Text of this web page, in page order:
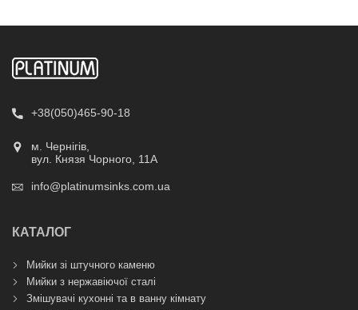
+38(050)465-90-18
м. Чернігів,
вул. Князя Чорного, 11А
info@platinumsinks.com.ua
КАТАЛОГ
Мийки зі штучного каменю
Мийки з нержавіючої сталі
Змішувачі кухонні та в ванну кімнату